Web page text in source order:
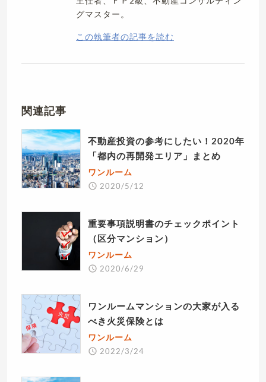
グマスター。
この執筆者の記事を読む
関連記事
不動産投資の参考にしたい！2020年
「都内の再開発エリア」まとめ
ワンルーム
2020/5/12
重要事項説明書のチェックポイント
（区分マンション）
ワンルーム
2020/6/29
ワンルームマンションの大家が入る
べき火災保険とは
ワンルーム
2022/3/24